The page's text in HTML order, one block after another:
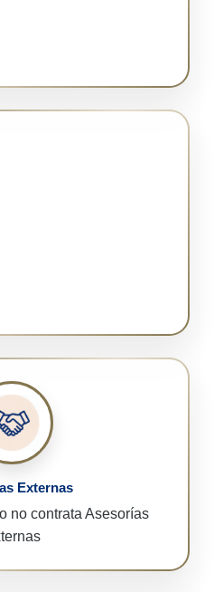
pestaña)
Externas
no contrata Asesorías